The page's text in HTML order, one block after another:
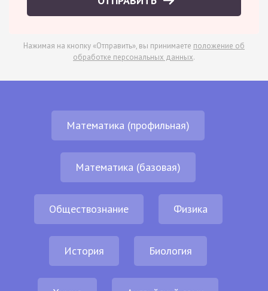
Нажимая на кнопку «Отправить», вы принимаете положение об
обработке персональных данных.
Математика (профильная)
Математика (базовая)
Обществознание Физика
История Биология